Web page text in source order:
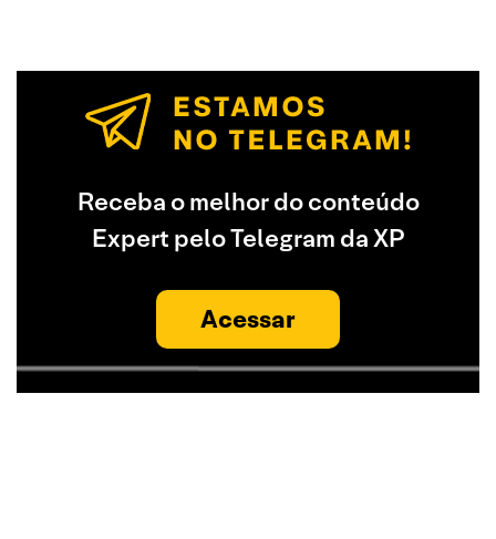
Receba o melhor do conteúdo
Expert pelo Telegram da XP
Acessar